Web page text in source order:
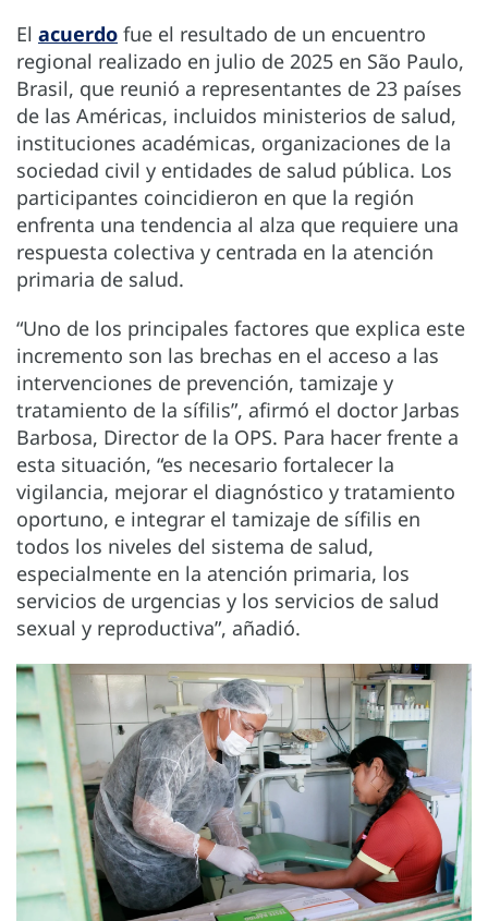
El acuerdo fue el resultado de un encuentro
regional realizado en julio de 2025 en São Paulo,
Brasil, que reunió a representantes de 23 países
de las Américas, incluidos ministerios de salud,
instituciones académicas, organizaciones de la
sociedad civil y entidades de salud pública. Los
participantes coincidieron en que la región
enfrenta una tendencia al alza que requiere una
respuesta colectiva y centrada en la atención
primaria de salud.
“Uno de los principales factores que explica este
incremento son las brechas en el acceso a las
intervenciones de prevención, tamizaje y
tratamiento de la sífilis”, afirmó el doctor Jarbas
Barbosa, Director de la OPS. Para hacer frente a
esta situación, “es necesario fortalecer la
vigilancia, mejorar el diagnóstico y tratamiento
oportuno, e integrar el tamizaje de sífilis en
todos los niveles del sistema de salud,
especialmente en la atención primaria, los
servicios de urgencias y los servicios de salud
sexual y reproductiva”, añadió.